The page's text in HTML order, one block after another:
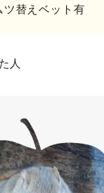
ツ替えベット有
人